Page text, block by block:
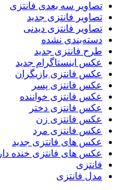
تصاویر سه بعدی فانتزی
تصاویر فانتزی جدید
تصاویر فانتزی دیدنی
دسته‌بندی نشده
طرح فانتزی جدید
عکس اینستاگرام جدید
عکس فانتزی بازیگران
عکس فانتزی پسر
عکس فانتزی خواننده
عکس فانتزی دختر
عکس فانتزی زن
عکس فانتزی مرد
عکس های فانتزی جدید
عکس های فانتزی خنده دار
فانتزی
مدل فانتزی